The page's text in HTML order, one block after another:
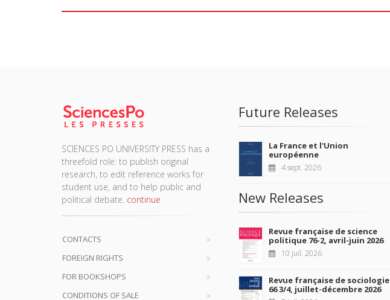
SCIENCES PO UNIVERSITY PRESS has a
threefold role: to publish original
research, to edit reference works for
student use, and to help public and
political debate. continue
CONTACTS
FOREIGN RIGHTS
FOR BOOKSHOPS
CONDITIONS OF SALE
Future Releases
La France et l'Union
européenne
4 sept. 2026
New Releases
Revue française de science
politique 76-2, avril-juin 2026
10 juil. 2026
Revue française de sociologie
66 3/4, juillet-décembre 2026